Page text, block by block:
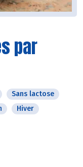
par
Sans lactose
Hiver